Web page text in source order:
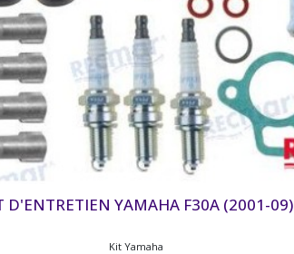
D'ENTRETIEN YAMAHA F30A (2001-09)
Kit Yamaha